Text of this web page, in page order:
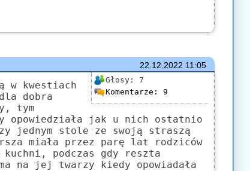
22.12.2022 11:05
Głosy: 7
Komentarze: 9
w kwestiach
dobra
tym
opowiedziała jak u nich ostatnio
jednym stole ze swoją straszą
miała przez parę lat rodziców
podczas gdy reszta
na jej twarzy kiedy opowiadała